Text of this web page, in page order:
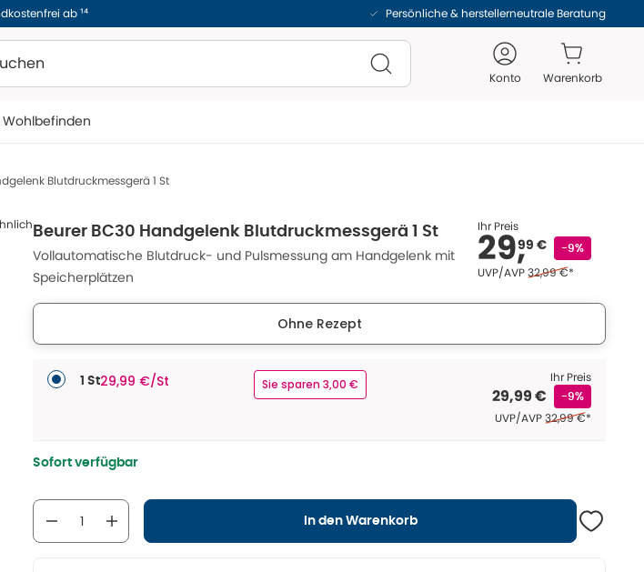
ab ¹⁴ Persönliche & herstellerneutrale Beratung
Konto Warenkorb
Blutdruckmessgerä 1 St
Beurer BC30 Handgelenk Blutdruckmessgerä 1 St
Vollautomatische Blutdruck- und Pulsmessung am Handgelenk mit
Speicherplätzen
Ihr Preis
29,99 € -9%
UVP/AVPEhemaliger Preis (U V
32,99 €*
Ohne Rezept
1 St29,99 €/St Sie sparen 3,00 € Ihr Preis
29,99 € -9%
UVP/AVPEhemaliger Preis
32,99 €*
Sofort verfügbar
In den Warenkorb